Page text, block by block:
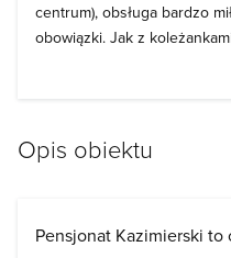
centrum), obsługa bardzo
obowiązki. Jak z
Opis obiektu
Pensjonat Kazimierski